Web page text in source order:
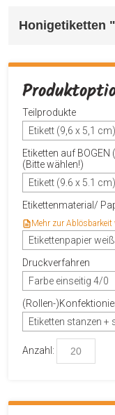
Honigetiketten
Teilprodukte
Etikett (9,6 x 5,1 cm)
Etiketten auf
(Bitte wählen!)
Etikett (9.6 x 5.1
Etikettenmaterial/
Mehr zur Ablösbarkeit
Etikettenpapier
Druckverfahren
Farbe einseitig 4/0
(Rollen-
Etiketten stanzen +
Anzahl: